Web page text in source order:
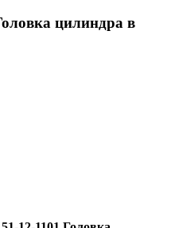
цилиндра в